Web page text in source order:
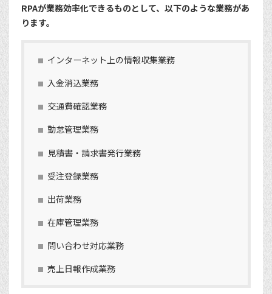
RPAが業務効率化できるものとして、以下のような業務があ
ります。
インターネット上の情報収集業務
入金消込業務
交通費確認業務
勤怠管理業務
見積書・請求書発行業務
受注登録業務
出荷業務
在庫管理業務
問い合わせ対応業務
売上日報作成業務